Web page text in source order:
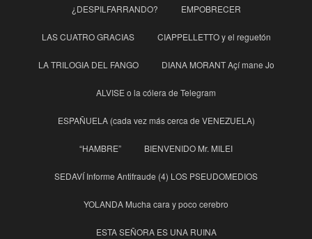
¿DESPILFARRANDO? EMPOBRECER
LAS CUATRO GRACIAS CIAPPELLETTO y el reguetón
LA TRILOGIA DEL FANGO DIANA MORANT Açí mane Jo
ALVISE o la cólera de Telegram
ESPAÑUELA (cada vez más cerca de VENEZUELA)
“HAMBRE” BIENVENIDO Mr. MILEI
SEDAVÍ Informe Antifraude (4) LOS PSEUDOMEDIOS
YOLANDA Mucha cara y poco cerebro
ESTA SEÑORA ES UNA RUINA